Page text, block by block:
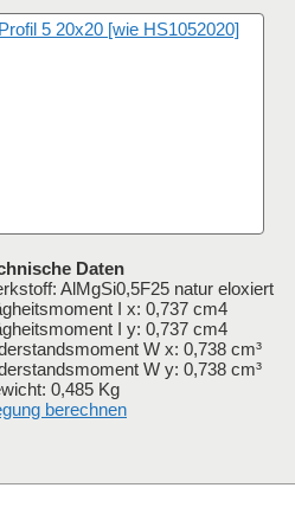
Daten
AlMgSi0,5F25 natur eloxiert
I x: 0,737 cm4
I y: 0,737 cm4
W x: 0,738 cm³
W y: 0,738 cm³
0,485 Kg
berechnen